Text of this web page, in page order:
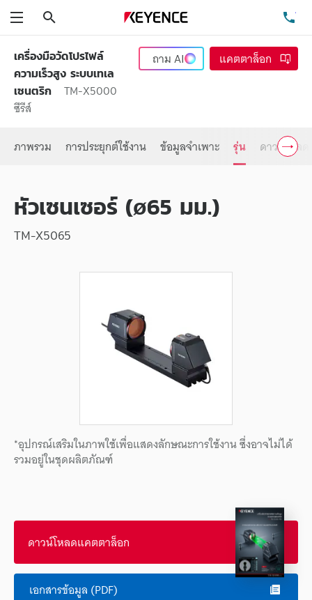
เครื่องมือวัดโปรไฟล์
ความเร็วสูง ระบบเทเล
เซนตริก
TM-X5000
ซีรีส์
ถามAI แคตตาล็อก
ภาพรวม การประยุกต์ใช้งาน ข้อมูลจำเพาะ รุ่น ดาวน์โหลด
หัวเซนเซอร์ (ø65 มม.)
TM-X5065
*อุปกรณ์เสริมในภาพใช้เพื่อแสดงลักษณะการใช้งาน ซึ่งอาจไม่ได้
รวมอยู่ในชุดผลิตภัณฑ์
ดาวน์โหลดแคตตาล็อก
เอกสารข้อมูล (PDF)